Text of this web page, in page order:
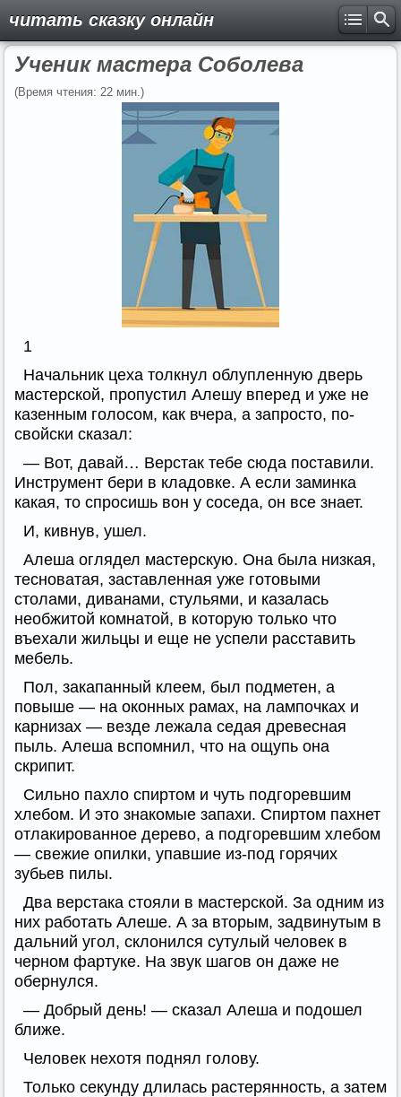
читать сказку онлайн
Ученик мастера Соболева
(Время чтения: 22 мин.)
1
Начальник цеха толкнул облупленную дверь
мастерской, пропустил Алешу вперед и уже не
казенным голосом, как вчера, а запросто, по-
свойски сказал:
— Вот, давай… Верстак тебе сюда поставили.
Инструмент бери в кладовке. А если заминка
какая, то спросишь вон у соседа, он все знает.
И, кивнув, ушел.
Алеша оглядел мастерскую. Она была низкая,
тесноватая, заставленная уже готовыми
столами, диванами, стульями, и казалась
необжитой комнатой, в которую только что
въехали жильцы и еще не успели расставить
мебель.
Пол, закапанный клеем, был подметен, а
повыше — на оконных рамах, на лампочках и
карнизах — везде лежала седая древесная
пыль. Алеша вспомнил, что на ощупь она
скрипит.
Сильно пахло спиртом и чуть подгоревшим
хлебом. И это знакомые запахи. Спиртом пахнет
отлакированное дерево, а подгоревшим хлебом
— свежие опилки, упавшие из-под горячих
зубьев пилы.
Два верстака стояли в мастерской. За одним из
них работать Алеше. А за вторым, задвинутым в
дальний угол, склонился сутулый человек в
черном фартуке. На звук шагов он даже не
обернулся.
— Добрый день! — сказал Алеша и подошел
ближе.
Человек нехотя поднял голову.
Только секунду длилась растерянность, а затем